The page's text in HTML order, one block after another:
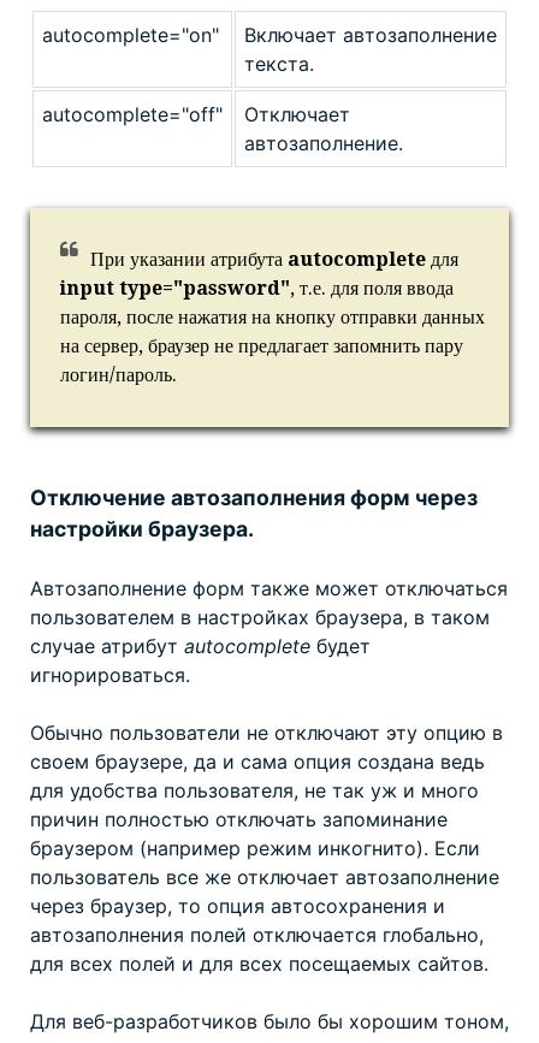
autocomplete="on"
Включает автозаполнение
текста.
autocomplete="off"
Отключает
автозаполнение.
При указании атрибута autocomplete для
input type="password", т.е. для поля ввода
пароля, после нажатия на кнопку отправки данных
на сервер, браузер не предлагает запомнить пару
логин/пароль.
Отключение автозаполнения форм через
настройки браузера.
Автозаполнение форм также может отключаться
пользователем в настройках браузера, в таком
случае атрибут autocomplete будет
игнорироваться.
Обычно пользователи не отключают эту опцию в
своем браузере, да и сама опция создана ведь
для удобства пользователя, не так уж и много
причин полностью отключать запоминание
браузером (например режим инкогнито). Если
пользователь все же отключает автозаполнение
через браузер, то опция автосохранения и
автозаполнения полей отключается глобально,
для всех полей и для всех посещаемых сайтов.
Для веб-разработчиков было бы хорошим тоном,